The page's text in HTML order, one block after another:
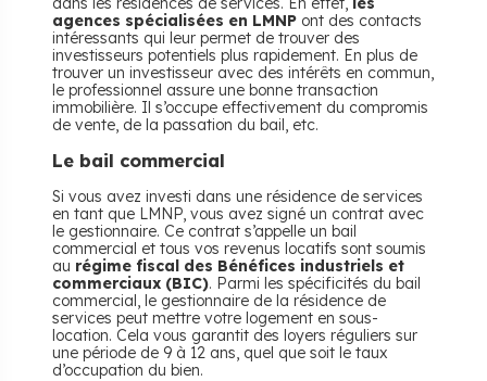
agences spécialisées en LMNP ont des contacts
intéressants qui leur permet de trouver des
investisseurs potentiels plus rapidement. En plus de
trouver un investisseur avec des intérêts en commun,
le professionnel assure une bonne transaction
immobilière. Il s’occupe effectivement du compromis
de vente, de la passation du bail, etc.
Le bail commercial
Si vous avez investi dans une résidence de services
en tant que LMNP, vous avez signé un contrat avec
le gestionnaire. Ce contrat s’appelle un bail
commercial et tous vos revenus locatifs sont soumis
au régime fiscal des Bénéfices industriels et
commerciaux (BIC). Parmi les spécificités du bail
commercial, le gestionnaire de la résidence de
services peut mettre votre logement en sous-
location. Cela vous garantit des loyers réguliers sur
une période de 9 à 12 ans, quel que soit le taux
d’occupation du bien.